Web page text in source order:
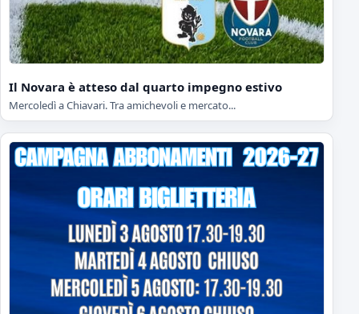
Il Novara è atteso dal quarto impegno estivo
Mercoledì a Chiavari. Tra amichevoli e mercato...